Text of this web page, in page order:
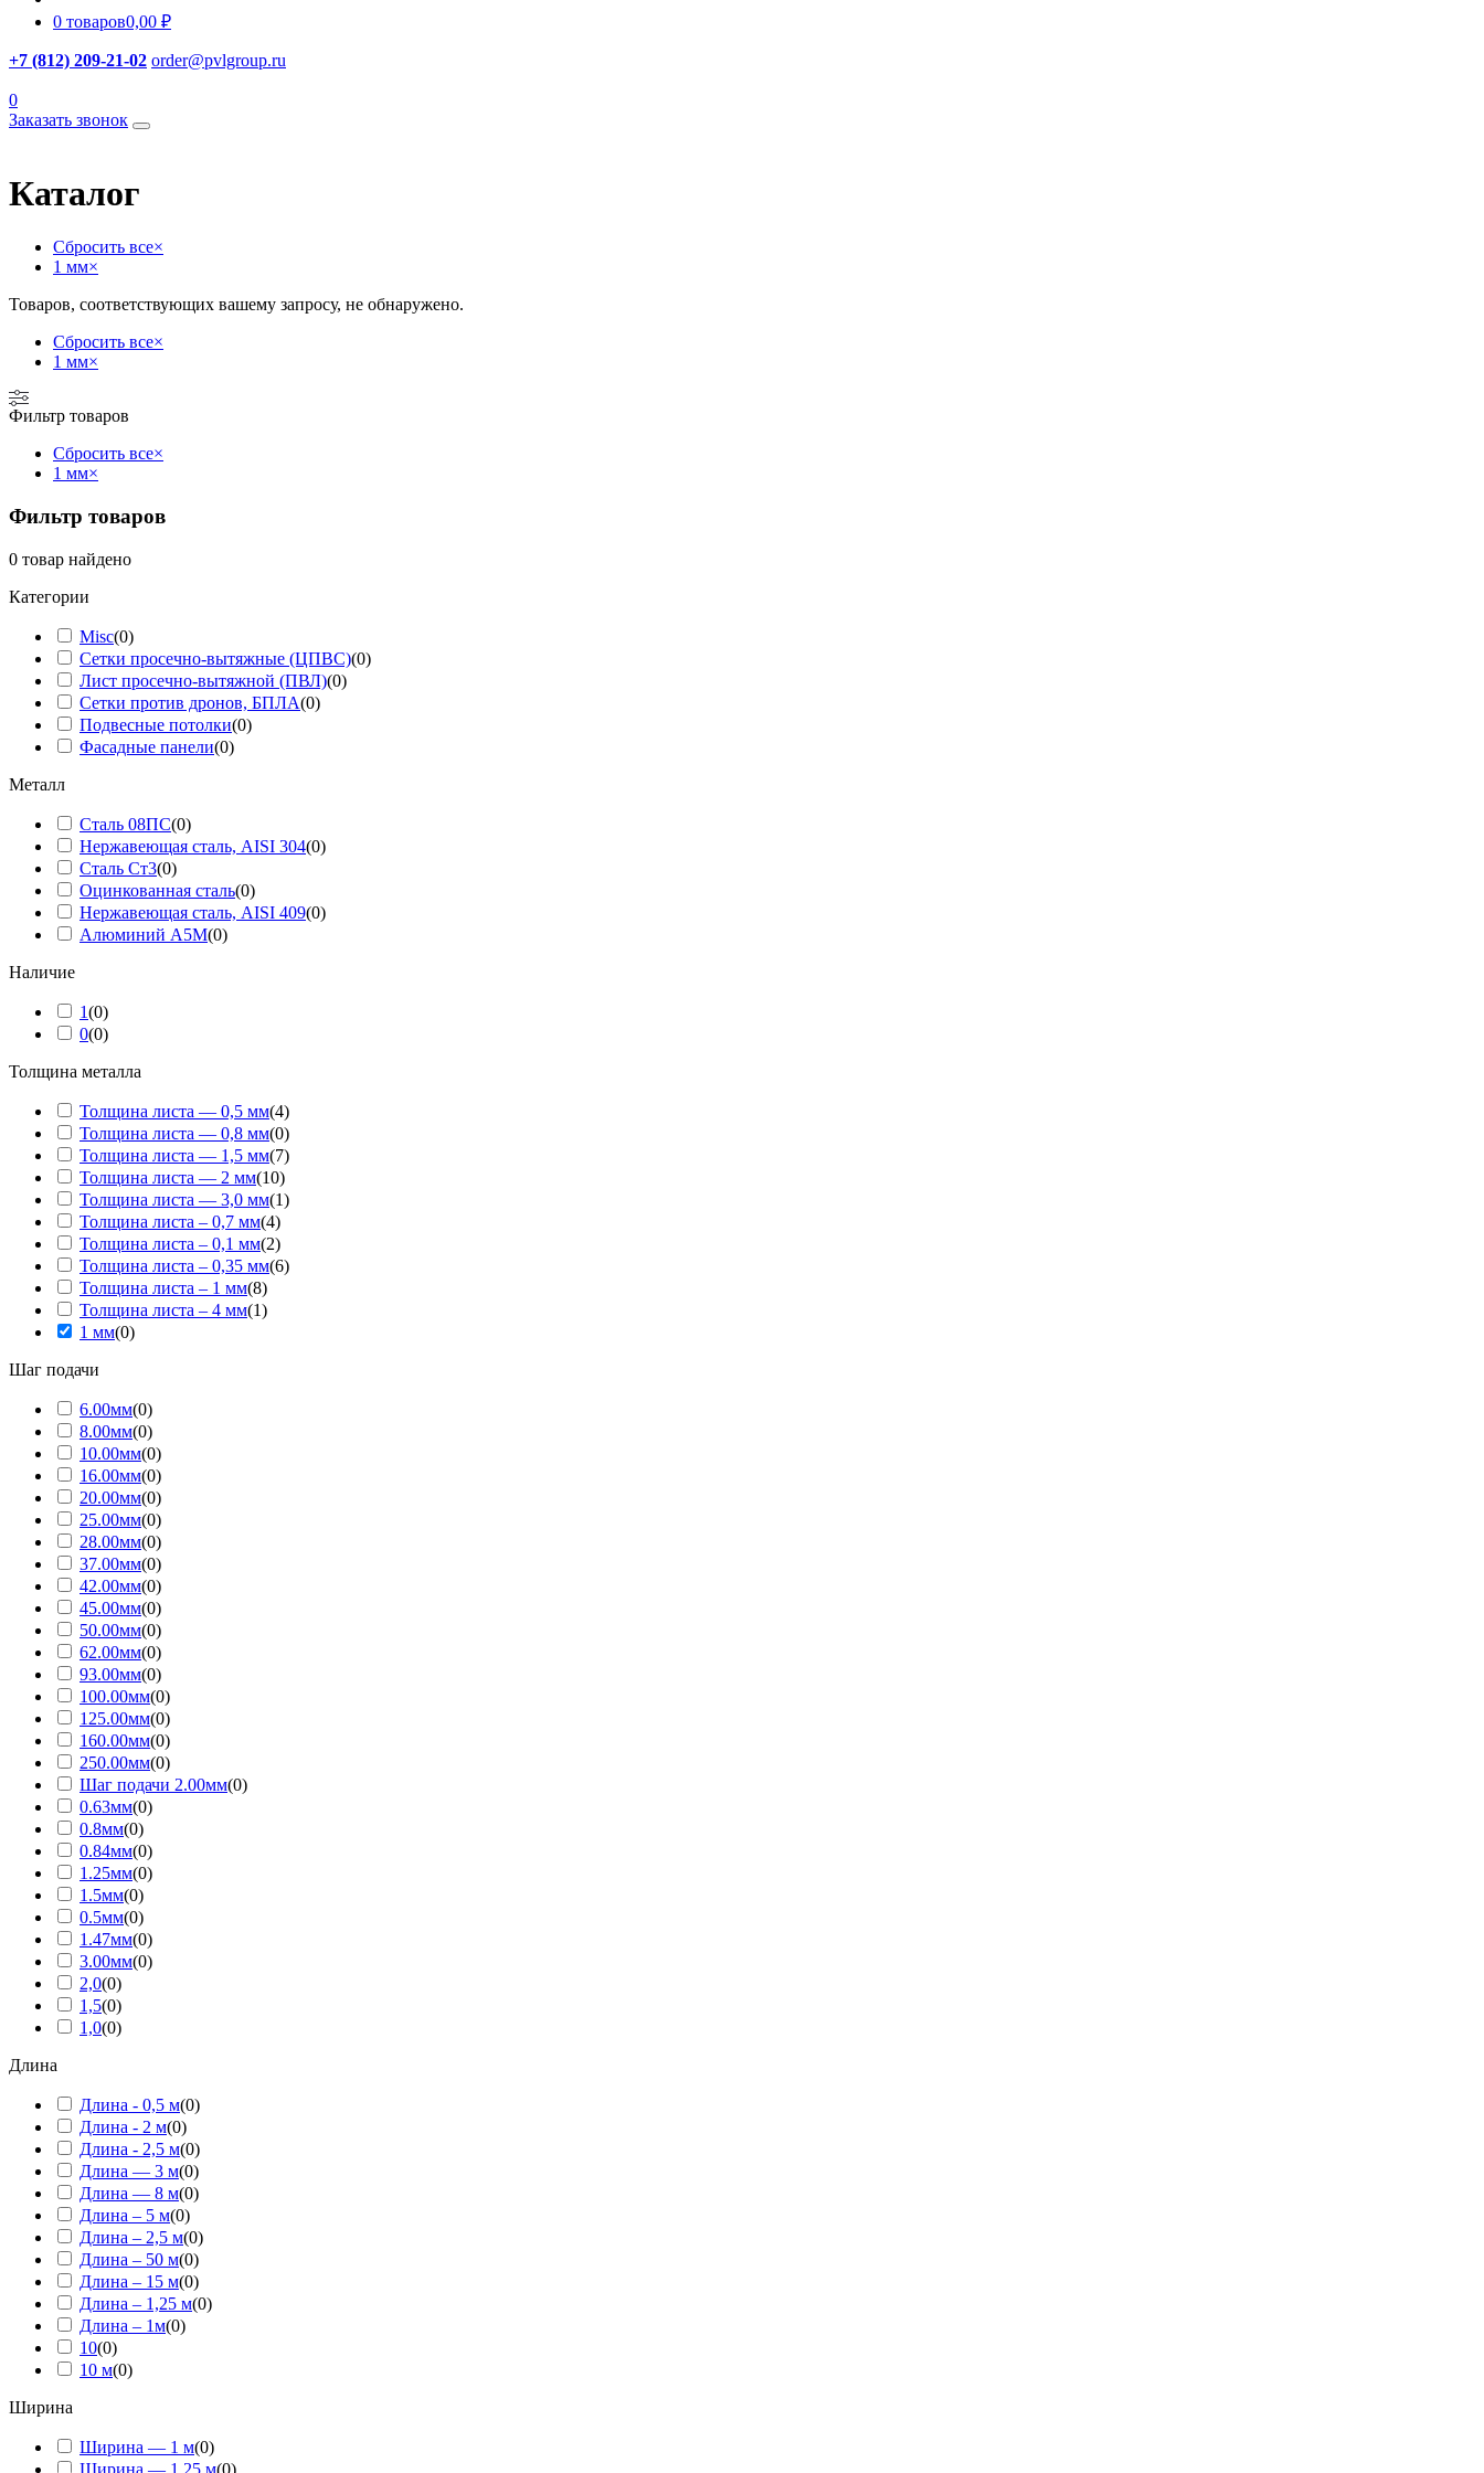
0 товаров0,00 ₽
+7 (812) 209-21-02 order@pvlgroup.ru
0
Заказать звонок
Каталог
Сбросить все×
1 мм×
Товаров, соответствующих вашему запросу, не обнаружено.
Сбросить все×
1 мм×
Фильтр товаров
Сбросить все×
1 мм×
Фильтр товаров
0 товар найдено
Категории
Misc(0)
Сетки просечно-вытяжные (ЦПВС)(0)
Лист просечно-вытяжной (ПВЛ)(0)
Сетки против дронов, БПЛА(0)
Подвесные потолки(0)
Фасадные панели(0)
Металл
Сталь 08ПС(0)
Нержавеющая сталь, AISI 304(0)
Сталь Ст3(0)
Оцинкованная сталь(0)
Нержавеющая сталь, AISI 409(0)
Алюминий А5М(0)
Наличие
1(0)
0(0)
Толщина металла
Толщина листа — 0,5 мм(4)
Толщина листа — 0,8 мм(0)
Толщина листа — 1,5 мм(7)
Толщина листа — 2 мм(10)
Толщина листа — 3,0 мм(1)
Толщина листа – 0,7 мм(4)
Толщина листа – 0,1 мм(2)
Толщина листа – 0,35 мм(6)
Толщина листа – 1 мм(8)
Толщина листа – 4 мм(1)
1 мм(0)
Шаг подачи
6.00мм(0)
8.00мм(0)
10.00мм(0)
16.00мм(0)
20.00мм(0)
25.00мм(0)
28.00мм(0)
37.00мм(0)
42.00мм(0)
45.00мм(0)
50.00мм(0)
62.00мм(0)
93.00мм(0)
100.00мм(0)
125.00мм(0)
160.00мм(0)
250.00мм(0)
Шаг подачи 2.00мм(0)
0.63мм(0)
0.8мм(0)
0.84мм(0)
1.25мм(0)
1.5мм(0)
0.5мм(0)
1.47мм(0)
3.00мм(0)
2,0(0)
1,5(0)
1,0(0)
Длина
Длина - 0,5 м(0)
Длина - 2 м(0)
Длина - 2,5 м(0)
Длина — 3 м(0)
Длина — 8 м(0)
Длина – 5 м(0)
Длина – 2,5 м(0)
Длина – 50 м(0)
Длина – 15 м(0)
Длина – 1,25 м(0)
Длина – 1м(0)
10(0)
10 м(0)
Ширина
Ширина — 1 м(0)
Ширина — 1,25 м(0)